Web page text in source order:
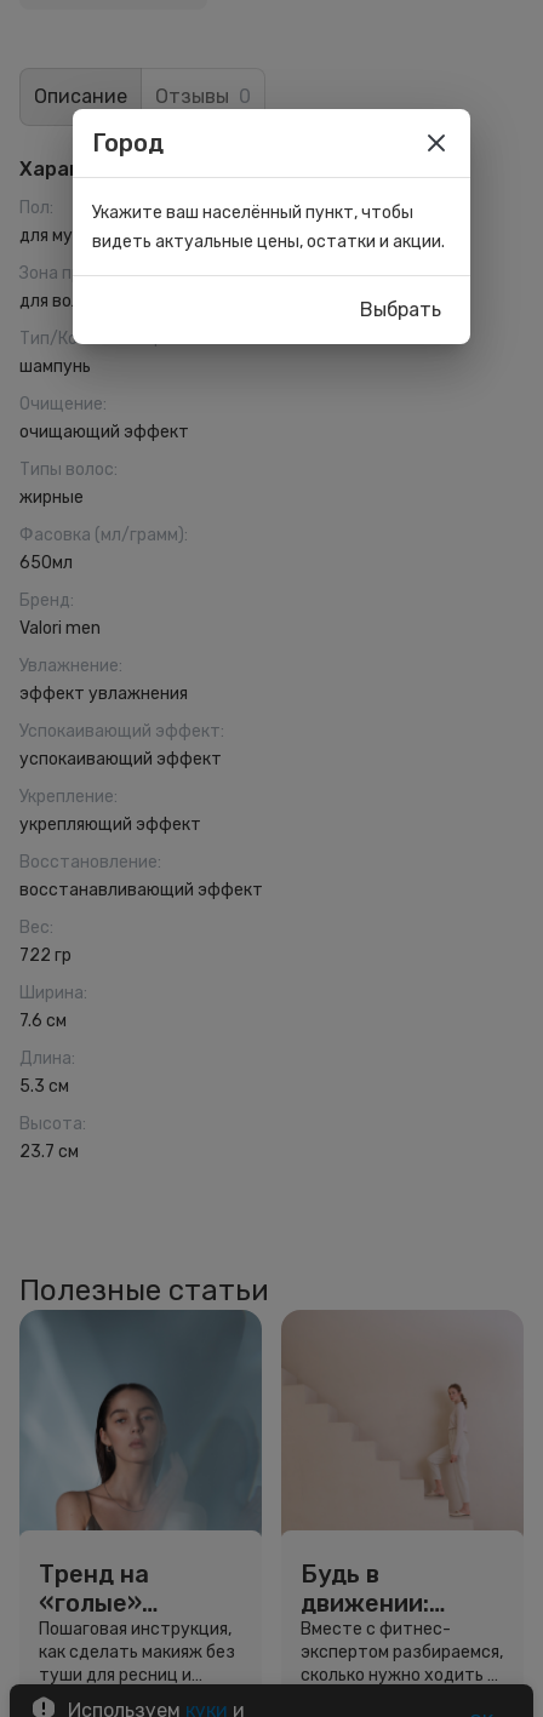
Описание Отзывы 0
Характеристики
Пол:
для мужчин
Зона применения:
для волос
Тип/Консистенция
шампунь
Очищение:
очищающий эффект
Типы волос:
жирные
Фасовка (мл/грамм):
650мл
Бренд:
Valori men
Увлажнение:
эффект увлажнения
Успокаивающий эффект:
успокаивающий эффект
Укрепление:
укрепляющий эффект
Восстановление:
восстанавливающий эффект
Вес:
722 гр
Ширина:
7.6 см
Длина:
5.3 см
Высота:
23.7 см
Полезные статьи
Тренд на
«голые»
ресницы: как
выглядеть
свежо, не
Пошаговая инструкция,
как сделать макияж без
туши для ресниц и
звёздный образ для
Будь в
движении:
сколько нужно
шагов для
красоты и
Вместе с фитнес-
экспертом разбираемся,
сколько нужно ходить и
Используем куки и
Город
Укажите ваш населённый пункт, чтобы
видеть актуальные цены, остатки и акции.
Выбрать